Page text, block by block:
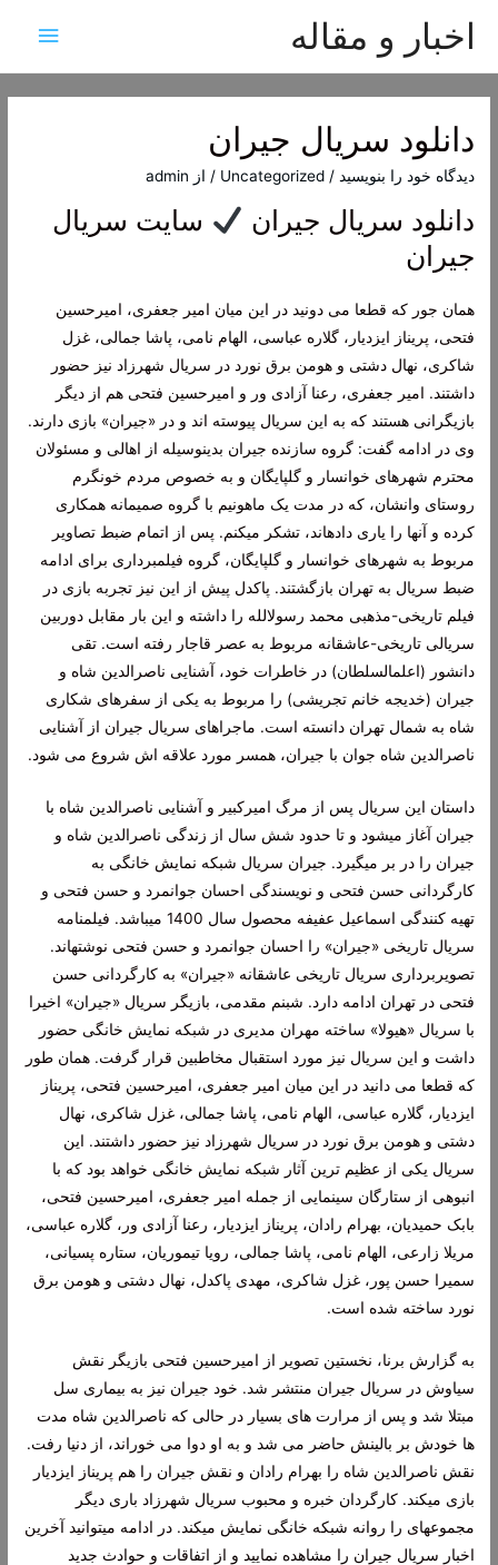
اخبار و مقاله
اصلی
دانلود سریال جیران
دیدگاه‌ خود را بنویسید /
Uncategorized / از admin
دانلود سریال جیران
سایت سریال
جیران
همان جور که قطعا می دونید در این میان امیر جعفری، امیرحسین
فتحی، پریناز ایزدیار، گلاره عباسی، الهام نامی، پاشا جمالی، غزل
شاکری، نهال دشتی و هومن برق نورد در سریال شهرزاد نیز حضور
داشتند. امیر جعفری، رعنا آزادی ور و امیرحسین فتحی هم از دیگر
بازیگرانی هستند که به این سریال پیوسته اند و در «جیران» بازی دارند.
وی در ادامه گفت: گروه سازنده جیران بدینوسیله از اهالی و مسئولان
محترم شهرهای خوانسار و گلپایگان و به خصوص مردم خونگرم
روستای وانشان، که در مدت یک ماهونیم با گروه صمیمانه همکاری
کرده و آنها را یاری دادهاند، تشکر میکنم. پس از اتمام ضبط تصاویر
مربوط به شهرهای خوانسار و گلپایگان، گروه فیلمبرداری برای ادامه
ضبط سریال به تهران بازگشتند. پاکدل پیش از این نیز تجربه بازی در
فیلم تاریخی-مذهبی محمد رسولالله را داشته و این بار مقابل دوربین
سریالی تاریخی-عاشقانه مربوط به عصر قاجار رفته است. تقی
دانشور (اعلمالسلطان) در خاطرات خود، آشنایی ناصرالدین شاه و
جیران (خدیجه خانم تجریشی) را مربوط به یکی از سفرهای شکاری
شاه به شمال تهران دانسته است. ماجراهای سریال جیران از آشنایی
ناصرالدین شاه جوان با جیران، همسر مورد علاقه اش شروع می شود.
داستان این سریال پس از مرگ امیرکبیر و آشنایی ناصرالدین شاه با
جیران آغاز میشود و تا حدود شش سال از زندگی ناصرالدین شاه و
جیران را در بر میگیرد. جیران سریال شبکه نمایش خانگی به
کارگردانی حسن فتحی و نویسندگی احسان جوانمرد و حسن فتحی و
تهیه کنندگی اسماعیل عفیفه محصول سال 1400 میباشد. فیلمنامه
سریال تاریخی «جیران» را احسان جوانمرد و حسن فتحی نوشتهاند.
تصویربرداری سریال تاریخی عاشقانه «جیران» به کارگردانی حسن
فتحی در تهران ادامه دارد. شبنم مقدمی، بازیگر سریال «جیران» اخیرا
با سریال «هیولا» ساخته مهران مدیری در شبکه نمایش خانگی حضور
داشت و این سریال نیز مورد استقبال مخاطبین قرار گرفت. همان طور
که قطعا می دانید در این میان امیر جعفری، امیرحسین فتحی، پریناز
ایزدیار، گلاره عباسی، الهام نامی، پاشا جمالی، غزل شاکری، نهال
دشتی و هومن برق نورد در سریال شهرزاد نیز حضور داشتند. این
سریال یکی از عظیم ترین آثار شبکه نمایش خانگی خواهد بود که با
انبوهی از ستارگان سینمایی از جمله امیر جعفری، امیرحسین فتحی،
بابک حمیدیان، بهرام رادان، پریناز ایزدیار، رعنا آزادی ور، گلاره عباسی،
مریلا زارعی، الهام نامی، پاشا جمالی، رویا تیموریان، ستاره پسیانی،
سمیرا حسن پور، غزل شاکری، مهدی پاکدل، نهال دشتی و هومن برق
نورد ساخته شده است.
به گزارش برنا، نخستین تصویر از امیرحسین فتحی بازیگر نقش
سیاوش در سریال جیران منتشر شد. خود جیران نیز به بیماری سل
مبتلا شد و پس از مرارت های بسیار در حالی که ناصرالدین شاه مدت
ها خودش بر بالینش حاضر می شد و به او دوا می خوراند، از دنیا رفت.
نقش ناصرالدین شاه را بهرام رادان و نقش جیران را هم پریناز ایزدیار
بازی میکند. کارگردان خبره و محبوب سریال شهرزاد باری دیگر
مجموعهای را روانه شبکه خانگی نمایش میکند. در ادامه میتوانید آخرین
اخبار سریال جیران را مشاهده نمایید و از اتفاقات و حوادث جدید